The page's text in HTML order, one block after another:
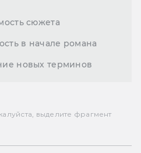
сюжета
в начале романа
новых терминов
выделите фрагмент